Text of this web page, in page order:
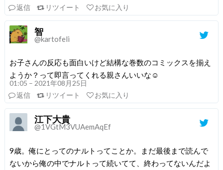
返信
リツイート お気に入り
智
@kartofeli
お子さんの反応も面白いけど結構な巻数のコミックスを揃え
ようか？って即言ってくれる親さんいいな☺️
01:05 – 2021年08月25日
返信
リツイート お気に入り
江下大貴
@1VGtM3VUAemAqEf
9歳。俺にとってのナルトってことか。まだ最後まで読んで
ないから俺の中でナルトって続いてて、終わってないんだよ